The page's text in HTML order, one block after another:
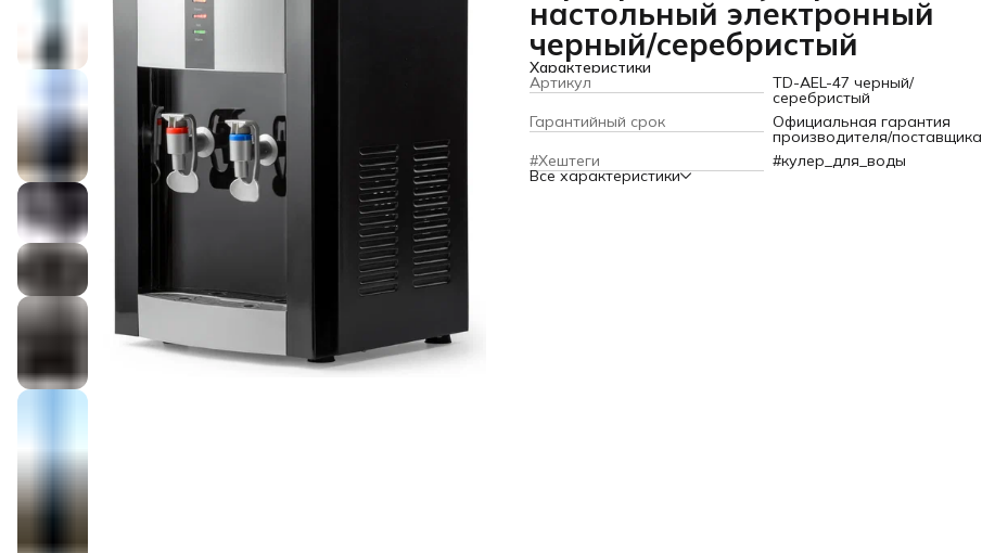
настольный электронный
черный/серебристый
Характеристики
Артикул TD-AEL-47 черный/
серебристый
Гарантийный срок
Официальная гарантия
производителя/поставщика
#Хештеги
#кулер_для_воды
Все характеристики